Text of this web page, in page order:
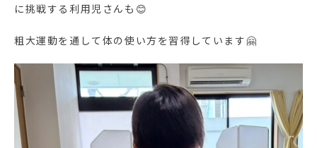
に挑戦する利用児さんも😊
粗大運動を通して体の使い方を習得しています🤗